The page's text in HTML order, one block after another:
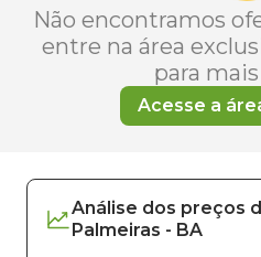
Não encontramos
entre na área
para
Acesse a
Análise dos preços
Palmeiras - BA